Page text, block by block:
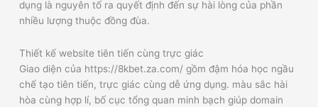
dụng là nguyên tố ra quyết định đến sự hài lòng của phần
nhiều lượng thuộc đồng đùa.
Thiết kế website tiên tiến cùng trực giác
Giao diện của https://8kbet.za.com/ gồm đậm hóa học ngầu
chế tạo tiên tiến, trực giác cùng dễ ứng dụng. màu sắc hài
hòa cùng hợp lí, bố cục tổng quan minh bạch giúp domain